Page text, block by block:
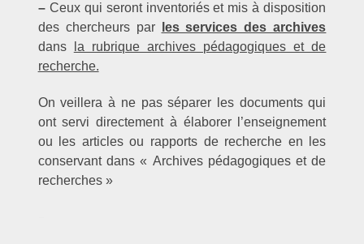
–Ceux qui seront inventoriés et mis à disposition
des chercheurs par
les services des archives
dans
la rubrique archives pédagogiques et de
recherche.
On veillera à ne pas séparer les documents qui
ont servi directement à élaborer l’enseignement
ou les articles ou rapports de recherche en les
conservant dans « Archives pédagogiques et de
recherches »